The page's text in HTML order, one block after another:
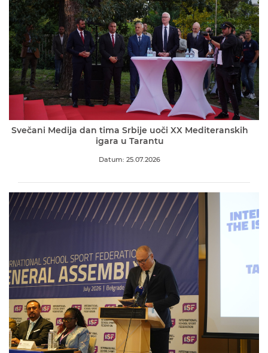
Svečani Medija dan tima Srbije uoči XX Mediteranskih
igara u Tarantu
Datum: 25.07.2026